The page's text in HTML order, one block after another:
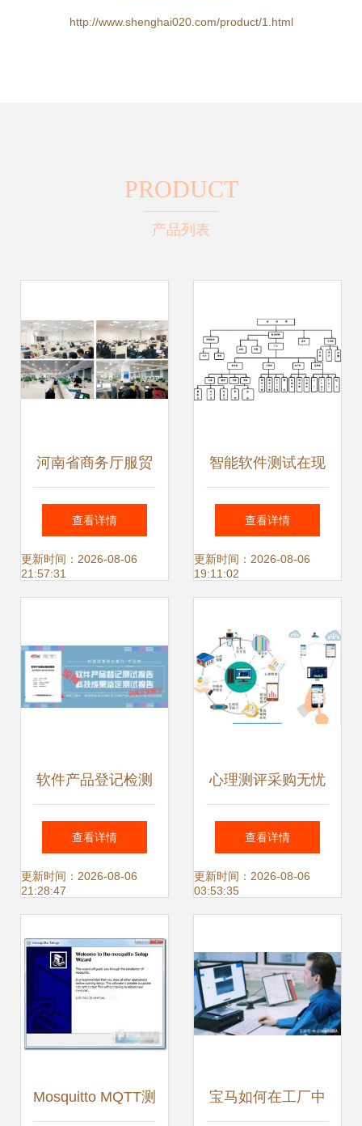
http://www.shenghai020.com/product/1.html
PRODUCT
产品列表
河南省商务厅服贸
处处长王苏一行莅
临云和数据检查指
作
查看详情
更新时间：2026-08-06
21:57:31
智能软件测试在现
代化工厂组织架构
中的关键路径
查看详情
更新时间：2026-08-06
19:11:02
软件产品登记检测
报告 即征即退申报
成功的关键材料
查看详情
更新时间：2026-08-06
21:28:47
心理测评采购无忧
心，专业售后护航
每一步
查看详情
更新时间：2026-08-06
03:53:35
Mosquitto MQTT测 宝马如何在工厂中